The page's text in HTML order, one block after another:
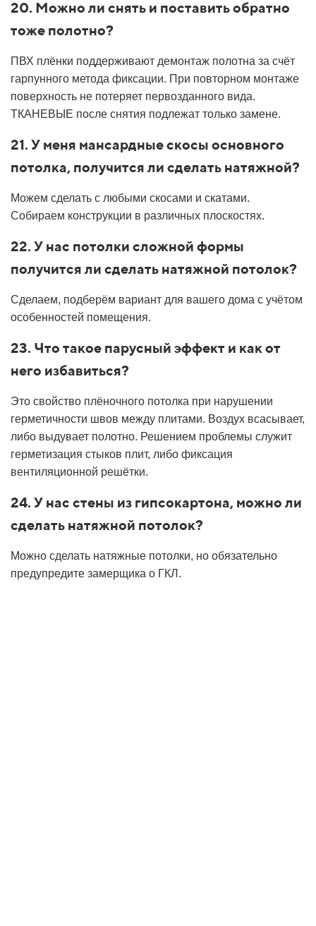
20. Можно ли снять и поставить обратно
тоже полотно?
ПВХ плёнки поддерживают демонтаж полотна за счёт
гарпунного метода фиксации. При повторном монтаже
поверхность не потеряет первозданного вида.
ТКАНЕВЫЕ после снятия подлежат только замене.
21. У меня мансардные скосы основного
потолка, получится ли сделать натяжной?
Можем сделать с любыми скосами и скатами.
Собираем конструкции в различных плоскостях.
22. У нас потолки сложной формы
получится ли сделать натяжной потолок?
Сделаем, подберём вариант для вашего дома с учётом
особенностей помещения.
23. Что такое парусный эффект и как от
него избавиться?
Это свойство плёночного потолка при нарушении
герметичности швов между плитами. Воздух всасывает,
либо выдувает полотно. Решением проблемы служит
герметизация стыков плит, либо фиксация
вентиляционной решётки.
24. У нас стены из гипсокартона, можно ли
сделать натяжной потолок?
Можно сделать натяжные потолки, но обязательно
предупредите замерщика о ГКЛ.